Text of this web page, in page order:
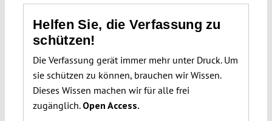
Helfen Sie, die Verfassung zu
schützen!
Die Verfassung gerät immer mehr unter Druck. Um
sie schützen zu können, brauchen wir Wissen.
Dieses Wissen machen wir für alle frei
zugänglich. Open Access.